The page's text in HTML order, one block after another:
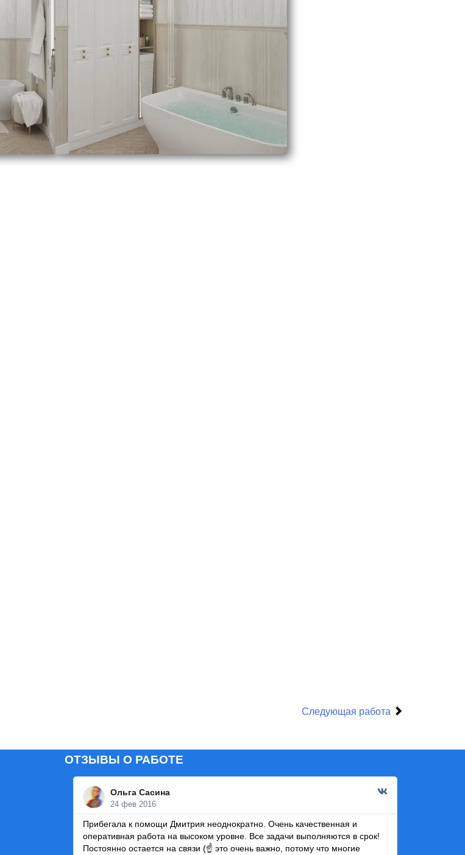
Следующая работа
ОТЗЫВЫ О РАБОТЕ
Ольга Сасина
24 фев 2016
Прибегала к помощи Дмитрия неоднократно. Очень качественная и
оперативная работа на высоком уровне. Все задачи выполняются в срок!
Постоянно остается на связи (☝ это очень важно, потому что многие